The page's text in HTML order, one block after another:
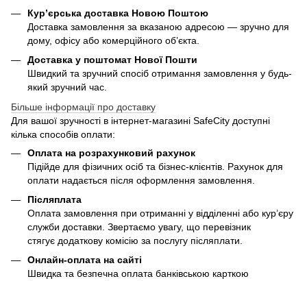
Кур’єрська доставка Новою Поштою
Доставка замовлення за вказаною адресою — зручно для
дому, офісу або комерційного об’єкта.
Доставка у поштомат Нової Пошти
Швидкий та зручний спосіб отримання замовлення у будь-
який зручний час.
Більше інформації про доставку
Для вашої зручності в інтернет-магазині SafeCity доступні
кілька способів оплати:
Оплата на розрахунковий рахунок
Підійде для фізичних осіб та бізнес-клієнтів. Рахунок для
оплати надається після оформлення замовлення.
Післяплата
Оплата замовлення при отриманні у відділенні або кур’єру
служби доставки. Звертаємо увагу, що перевізник
стягує додаткову комісію за послугу післяплати.
Онлайн-оплата на сайті
Швидка та безпечна оплата банківською карткою